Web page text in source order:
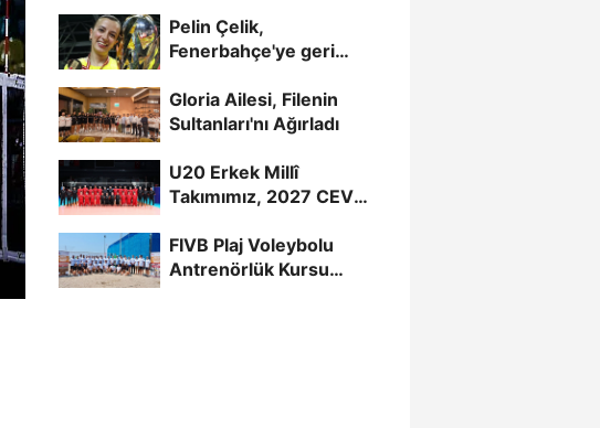
Pelin Çelik,
Fenerbahçe'ye geri
Gloria Ailesi, Filenin
Sultanları'nı Ağırladı
U20 Erkek Millî
Takımımız, 2027 CEV
Şampiyonası...
FIVB Plaj Voleybolu
Antrenörlük Kursu